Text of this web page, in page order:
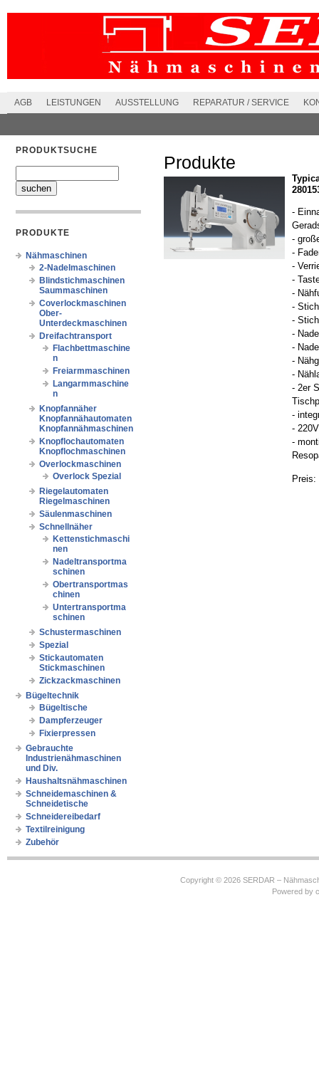
AGB LEISTUNGEN AUSSTELLUNG REPARATUR / SERVICE
PRODUKTSUCHE
PRODUKTE
Nähmaschinen
2-Nadelmaschinen
Blindstichmaschinen
Saummaschinen
Coverlockmaschinen
Ober-
Unterdeckmaschinen
Dreifachtransport
Flachbettmaschine
n
Freiarmmaschinen
Langarmmaschine
n
Knopfannäher
Knopfannähautomaten
Knopfannähmaschinen
Knopflochautomaten
Knopflochmaschinen
Overlockmaschinen
Overlock Spezial
Riegelautomaten
Riegelmaschinen
Säulenmaschinen
Schnellnäher
Kettenstichmaschi
nen
Nadeltransportma
schinen
Obertransportmas
chinen
Untertransportma
schinen
Schustermaschinen
Spezial
Stickautomaten
Stickmaschinen
Zickzackmaschinen
Bügeltechnik
Bügeltische
Dampferzeuger
Fixierpressen
Gebrauchte
Industrienähmaschinen
und Div.
Haushaltsnähmaschinen
Schneidemaschinen &
Schneidetische
Schneidereibedarf
Textilreinigung
Zubehör
Produkte
-
-
-
-
-
-
-
-
-
-
-
-
- 2er
-
-
-
Preis:
Copyright © 2026 SERDAR –
Powered by